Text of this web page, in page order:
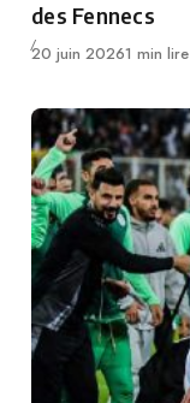
des Fennecs
Publié
20 juin 20261 min lire